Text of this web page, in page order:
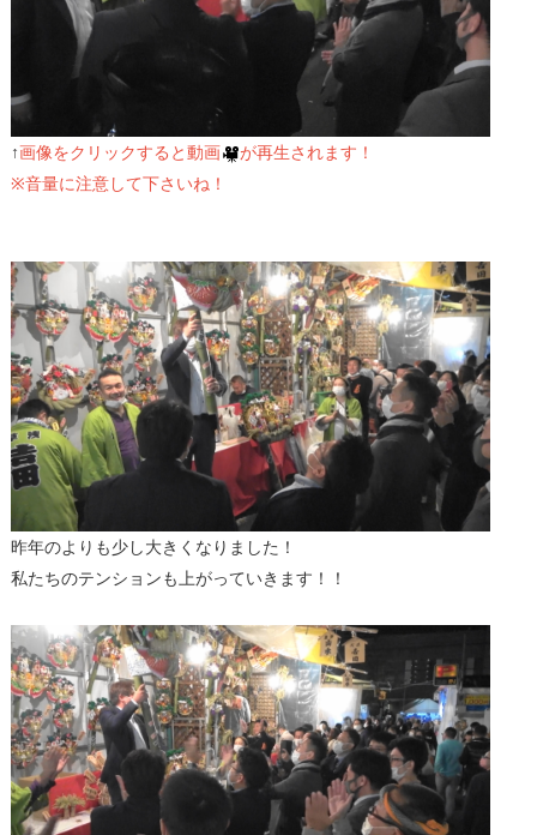
↑画像をクリックすると動画
が再生されます！
※音量に注意して下さいね！
昨年のよりも少し大きくなりました！
私たちのテンションも上がっていきます！！